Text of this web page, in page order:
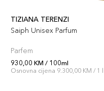
TIZIANA TERENZI
Saiph Unisex Parfum
Parfem
930,00 KM / 100ml
Osnovna cijena 9.300,00 KM / 1 l